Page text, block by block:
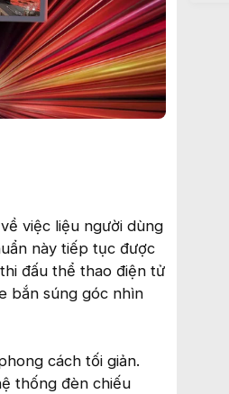
việc liệu người dùng
này tiếp tục được
đấu thể thao điện tử
bắn súng góc nhìn
cách tối giản.
thống đèn chiếu